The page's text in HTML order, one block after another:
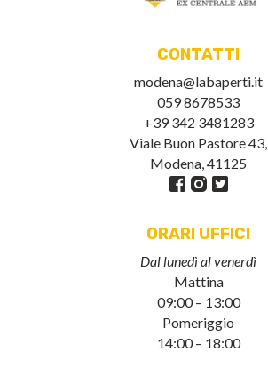
CONTATTI
modena@labaperti.it
059 8678533
+39 342 3481283
Viale Buon Pastore 43,
Modena, 41125
ORARI UFFICI
Dal lunedì al venerdì
Mattina
09:00 – 13:00
Pomeriggio
14:00 – 18:00